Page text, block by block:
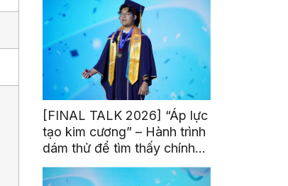
[FINAL TALK 2026] “Áp lực
tạo kim cương” – Hành trình
dám thử để tìm thấy chính
mình